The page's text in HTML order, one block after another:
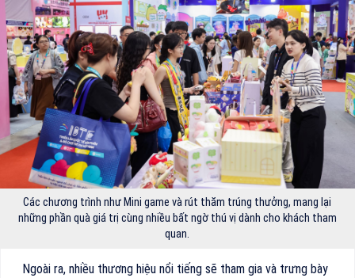
Các chương trình như Mini game và rút thăm trúng thưởng, mang lại
những phần quà giá trị cùng nhiều bất ngờ thú vị dành cho khách tham
quan.
Ngoài ra, nhiều thương hiệu nổi tiếng sẽ tham gia và trưng bày